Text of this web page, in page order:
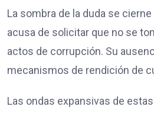
La sombra de la duda se
acusa de solicitar que no se
actos de corrupción. Su
mecanismos de rendición de
Las ondas expansivas de